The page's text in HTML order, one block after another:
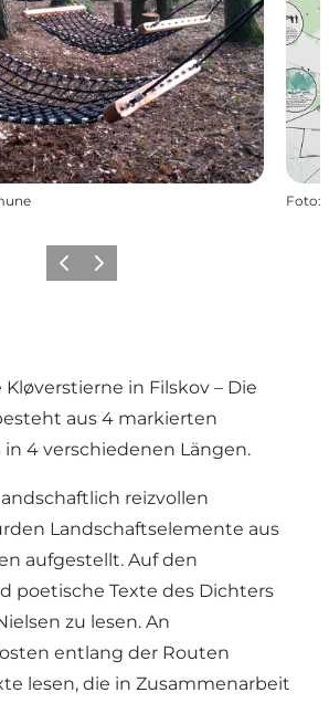
Foto:
ZurückWeiter
Kløverstierne in Filskov – Die
aus 4 markierten
4 verschiedenen Längen.
reizvollen
Landschaftselemente aus
aufgestellt. Auf den
poetische Texte des Dichters
zu lesen. An
entlang der Routen
lesen, die in Zusammenarbeit